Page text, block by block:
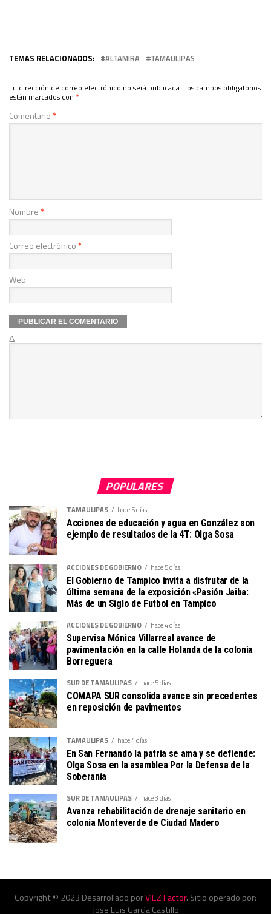
TEMAS RELACIONADOS: ALTAMIRA TAMAULIPAS
Tu dirección de correo electrónico no será publicada. Los campos obligatorios
están marcados con *
Comentario*
Nombre*
Correo electrónico*
Web
Δ
POPULARES
TAMAULIPAS hace 5 días
Acciones de educación y agua en González son
ejemplo de resultados de la 4T: Olga Sosa
ACCIONES DE GOBIERNO hace 5 días
El Gobierno de Tampico invita a disfrutar de la
última semana de la exposición «Pasión Jaiba:
Más de un Siglo de Futbol en Tampico
ACCIONES DE GOBIERNO hace 4 días
Supervisa Mónica Villarreal avance de
pavimentación en la calle Holanda de la colonia
Borreguera
SUR DE TAMAULIPAS hace 5 días
COMAPA SUR consolida avance sin precedentes
en reposición de pavimentos
TAMAULIPAS hace 4 días
En San Fernando la patria se ama y se defiende:
Olga Sosa en la asamblea Por la Defensa de la
Soberanía
SUR DE TAMAULIPAS hace 3 días
Avanza rehabilitación de drenaje sanitario en
colonia Monteverde de Ciudad Madero
Copyright © 2023 Desarrollado porVIEZ Factor. Sitio operado por:
Jose Luis García Castillo